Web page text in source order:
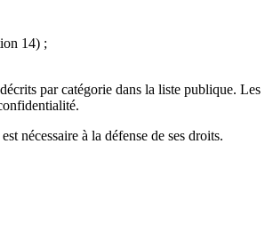
14) ;
par catégorie dans la liste publique. Les
nécessaire à la défense de ses droits.